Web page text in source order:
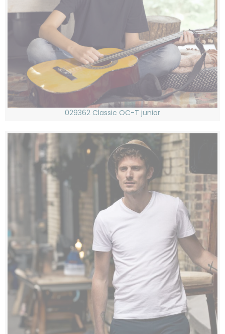
029362 Classic OC-T junior